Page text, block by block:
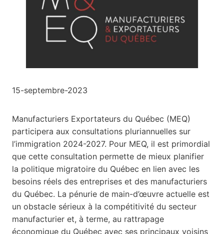
15-septembre-2023
Manufacturiers Exportateurs du Québec (MEQ)
participera aux consultations pluriannuelles sur
l’immigration 2024-2027. Pour MEQ, il est primordial
que cette consultation permette de mieux planifier
la politique migratoire du Québec en lien avec les
besoins réels des entreprises et des manufacturiers
du Québec. La pénurie de main-d’œuvre actuelle est
un obstacle sérieux à la compétitivité du secteur
manufacturier et, à terme, au rattrapage
économique du Québec avec ses principaux voisins